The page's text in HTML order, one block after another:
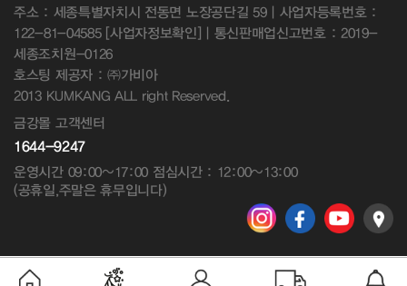
주소 : 세종특별자치시 전동면 노장공단길 59 | 사업자등록번호 :
122-81-04585 [사업자정보확인] | 통신판매업신고번호 : 2019-
세종조치원-0126
호스팅 제공자 : ㈜가비아
2013 KUMKANG ALL right Reserved.
금강몰 고객센터
1644-9247
운영시간 09:00~17:00 점심시간 : 12:00~13:00
(공휴일,주말은 휴무입니다)